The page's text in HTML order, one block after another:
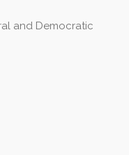
and Democratic